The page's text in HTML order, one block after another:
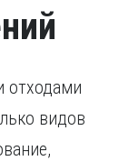
отходами
видов